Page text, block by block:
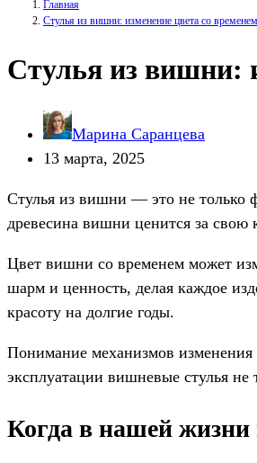
Главная
Стулья из вишни: изменение цвета со временем
Стулья из вишни:
Марина Саранцева
13 марта, 2025
Стулья из вишни — это не только
древесина вишни ценится за свою
Цвет вишни со временем может
шарм и ценность, делая каждое
красоту на долгие годы.
Понимание механизмов изменения
эксплуатации вишневые стулья не
Когда в нашей жизни